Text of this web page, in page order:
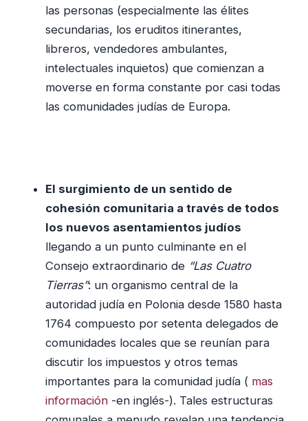
las personas (especialmente las élites
secundarias, los eruditos itinerantes,
libreros, vendedores ambulantes,
intelectuales inquietos) que comienzan a
moverse en forma constante por casi todas
las comunidades judías de Europa.
El surgimiento de un sentido de
cohesión comunitaria a través de todos
los nuevos asentamientos judíos
llegando a un punto culminante en el
Consejo extraordinario de “Las Cuatro
Tierras”: un organismo central de la
autoridad judía en Polonia desde 1580 hasta
1764 compuesto por setenta delegados de
comunidades locales que se reunían para
discutir los impuestos y otros temas
importantes para la comunidad judía ( mas
información-en inglés-). Tales estructuras